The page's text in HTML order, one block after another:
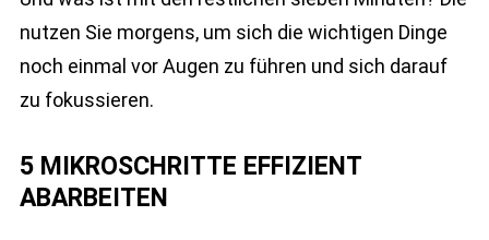
nutzen Sie morgens, um sich die wichtigen Dinge
noch einmal vor Augen zu führen und sich darauf
zu fokussieren.
5 MIKROSCHRITTE EFFIZIENT
ABARBEITEN